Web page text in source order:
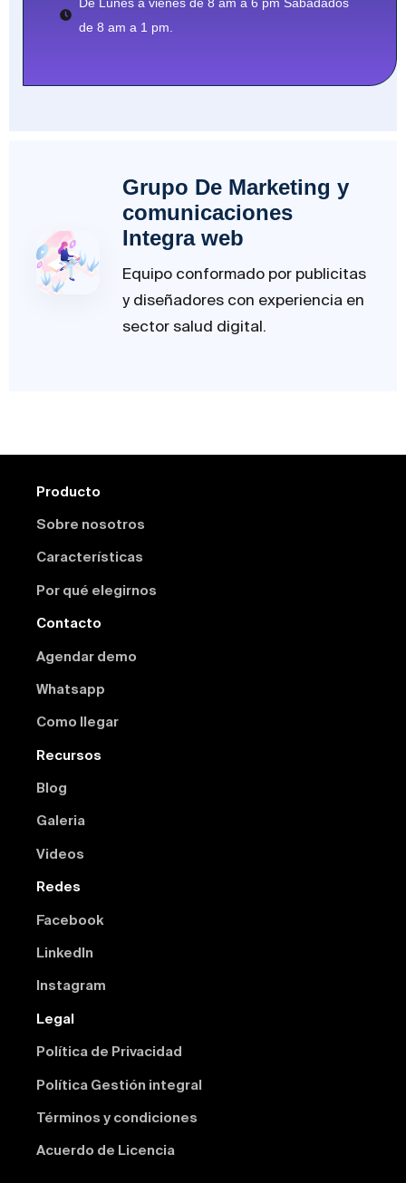
de 8 am a 1 pm.
Grupo De Marketing y
comunicaciones
Integra web
Equipo conformado por publicitas
y diseñadores con experiencia en
sector salud digital.
Producto
Sobre nosotros
Características
Por qué elegirnos
Contacto
Agendar demo
Whatsapp
Como llegar
Recursos
Blog
Galeria
Videos
Redes
Facebook
Linkedln
Instagram
Legal
Política de Privacidad
Política Gestión integral
Términos y condiciones
Acuerdo de Licencia